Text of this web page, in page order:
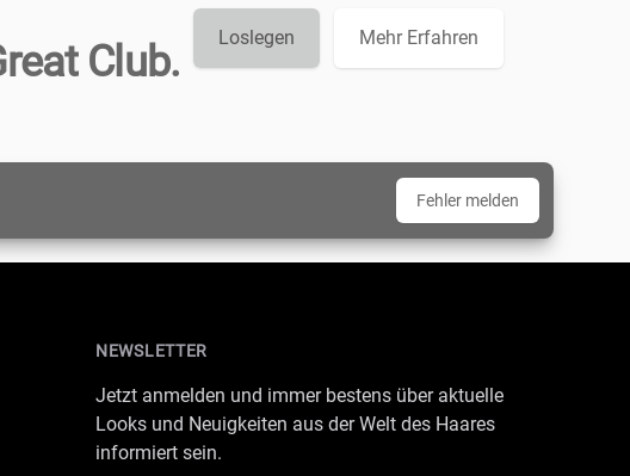
Club.
Loslegen Mehr Erfahren
Fehler melden
NEWSLETTER
Jetzt anmelden und immer bestens über aktuelle
Looks und Neuigkeiten aus der Welt des Haares
informiert sein.